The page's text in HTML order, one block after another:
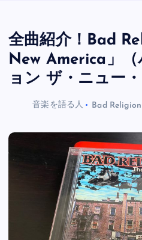
全曲紹介！Bad
New America」
ョン ザ・ニュー
音楽を語る人 Bad Religion